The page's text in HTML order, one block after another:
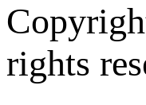
rights